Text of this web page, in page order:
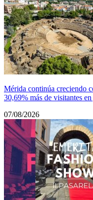
Mérida continúa creciendo
30,69% más de visitantes
07/08/2026